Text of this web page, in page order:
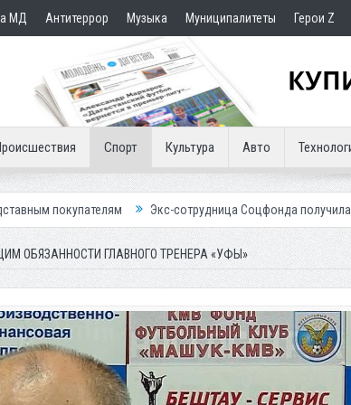
МД Антитеррор Музыка Муниципалитеты Герои Z
Спорт Культура Авто
Экс-сотрудница Соцфонда получила срок за обман
ОБЯЗАННОСТИ ГЛАВНОГО ТРЕНЕРА «УФЫ»